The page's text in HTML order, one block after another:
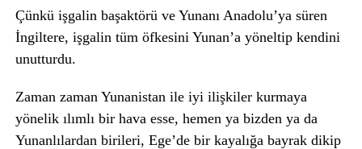
Çünkü işgalin başaktörü ve Yunanı Anadolu’ya süren
İngiltere, işgalin tüm öfkesini Yunan’a yöneltip kendini
unutturdu.
Zaman zaman Yunanistan ile iyi ilişkiler kurmaya
yönelik ılımlı bir hava esse, hemen ya bizden ya da
Yunanlılardan birileri, Ege’de bir kayalığa bayrak dikip